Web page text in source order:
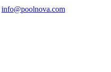
info@poolnova.com